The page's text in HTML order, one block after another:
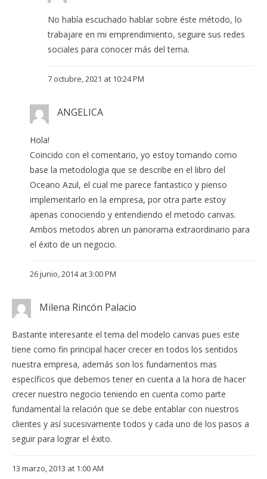
No había escuchado hablar sobre éste método, lo
trabajare en mi emprendimiento, seguire sus redes
sociales para conocer más del tema.
7 octubre, 2021 at 10:24 PM
ANGELICA
Hola!
Coincido con el comentario, yo estoy tomando como
base la metodologia que se describe en el libro del
Oceano Azul, el cual me parece fantastico y pienso
implementarlo en la empresa, por otra parte estoy
apenas conociendo y entendiendo el metodo canvas.
Ambos metodos abren un panorama extraordinario para
el éxito de un negocio.
26 junio, 2014 at 3:00 PM
Milena Rincón Palacio
Bastante interesante el tema del modelo canvas pues este
tiene como fin principal hacer crecer en todos los sentidos
nuestra empresa, además son los fundamentos mas
específicos que debemos tener en cuenta a la hora de hacer
crecer nuestro negocio teniendo en cuenta como parte
fundamental la relación que se debe entablar con nuestros
clientes y así sucesivamente todos y cada uno de los pasos a
seguir para lograr el éxito.
13 marzo, 2013 at 1:00 AM